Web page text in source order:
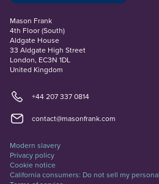
Mason Frank
4th Floor (South)
Aldgate House
33 Aldgate High Street
London, EC3N 1DL
United Kingdom
+44 207 337 0814
contact@masonfrank.com
Modern slavery
Privacy policy
Cookie notice
California consumers: Do not sell my